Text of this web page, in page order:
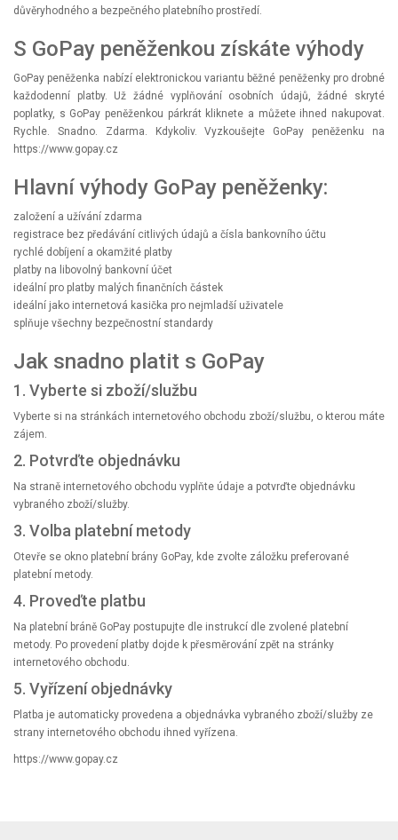
důvěryhodného a bezpečného platebního prostředí.
S GoPay peněženkou získáte výhody
GoPay peněženka nabízí elektronickou variantu běžné peněženky pro drobné
každodenní platby. Už žádné vyplňování osobních údajů, žádné skryté
poplatky, s GoPay peněženkou párkrát kliknete a můžete ihned nakupovat.
Rychle. Snadno. Zdarma. Kdykoliv. Vyzkoušejte GoPay peněženku na
https://www.gopay.cz
Hlavní výhody GoPay peněženky:
založení a užívání zdarma
registrace bez předávání citlivých údajů a čísla bankovního účtu
rychlé dobíjení a okamžité platby
platby na libovolný bankovní účet
ideální pro platby malých finančních částek
ideální jako internetová kasička pro nejmladší uživatele
splňuje všechny bezpečnostní standardy
Jak snadno platit s GoPay
1. Vyberte si zboží/službu
Vyberte si na stránkách internetového obchodu zboží/službu, o kterou máte
zájem.
2. Potvrďte objednávku
Na straně internetového obchodu vyplňte údaje a potvrďte objednávku
vybraného zboží/služby.
3. Volba platební metody
Otevře se okno platební brány GoPay, kde zvolte záložku preferované
platební metody.
4. Proveďte platbu
Na platební bráně GoPay postupujte dle instrukcí dle zvolené platební
metody. Po provedení platby dojde k přesměrování zpět na stránky
internetového obchodu.
5. Vyřízení objednávky
Platba je automaticky provedena a objednávka vybraného zboží/služby ze
strany internetového obchodu ihned vyřízena.
https://www.gopay.cz